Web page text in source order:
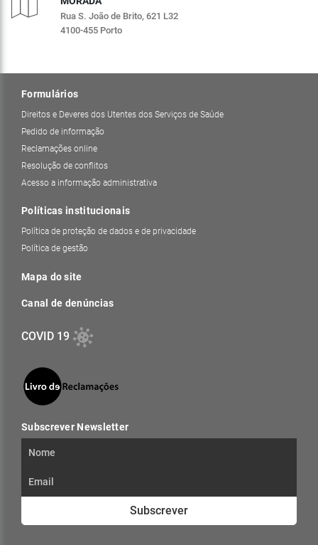
Rua S. João de Brito, 621 L32
4100-455 Porto
Formulários
Direitos e Deveres dos Utentes dos Serviços de Saúde
Pedido de informação
Reclamações online
Resolução de conflitos
Acesso a informação administrativa
Políticas institucionais
Política de proteção de dados e de privacidade
Política de gestão
Mapa do site
Canal de denúncias
COVID 19
Subscrever Newsletter
Subscrever